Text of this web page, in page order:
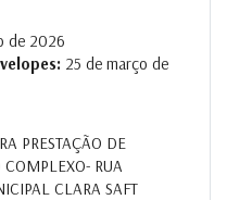
de 2026
25 de março de
PRESTAÇÃO DE
COMPLEXO- RUA
CLARA SAFT